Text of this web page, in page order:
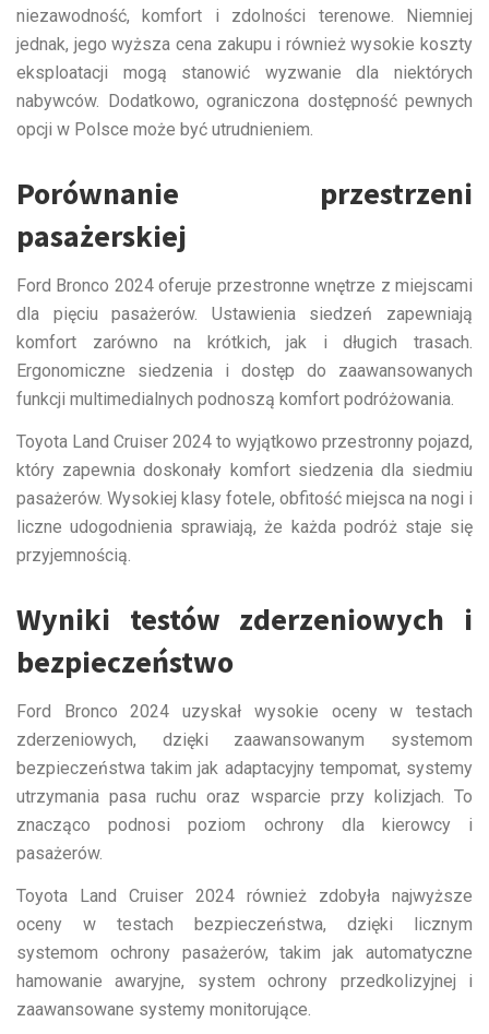
niezawodność, komfort i zdolności terenowe. Niemniej
jednak, jego wyższa cena zakupu i również wysokie koszty
eksploatacji mogą stanowić wyzwanie dla niektórych
nabywców. Dodatkowo, ograniczona dostępność pewnych
opcji w Polsce może być utrudnieniem.
Porównanie przestrzeni
pasażerskiej
Ford Bronco 2024 oferuje przestronne wnętrze z miejscami
dla pięciu pasażerów. Ustawienia siedzeń zapewniają
komfort zarówno na krótkich, jak i długich trasach.
Ergonomiczne siedzenia i dostęp do zaawansowanych
funkcji multimedialnych podnoszą komfort podróżowania.
Toyota Land Cruiser 2024 to wyjątkowo przestronny pojazd,
który zapewnia doskonały komfort siedzenia dla siedmiu
pasażerów. Wysokiej klasy fotele, obfitość miejsca na nogi i
liczne udogodnienia sprawiają, że każda podróż staje się
przyjemnością.
Wyniki testów zderzeniowych i
bezpieczeństwo
Ford Bronco 2024 uzyskał wysokie oceny w testach
zderzeniowych, dzięki zaawansowanym systemom
bezpieczeństwa takim jak adaptacyjny tempomat, systemy
utrzymania pasa ruchu oraz wsparcie przy kolizjach. To
znacząco podnosi poziom ochrony dla kierowcy i
pasażerów.
Toyota Land Cruiser 2024 również zdobyła najwyższe
oceny w testach bezpieczeństwa, dzięki licznym
systemom ochrony pasażerów, takim jak automatyczne
hamowanie awaryjne, system ochrony przedkolizyjnej i
zaawansowane systemy monitorujące.